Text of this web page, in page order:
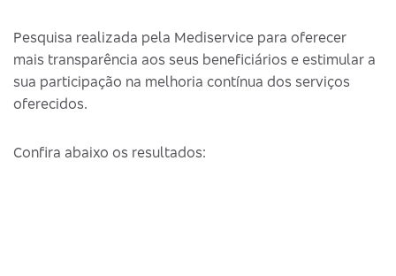
Pesquisa realizada pela Mediservice para oferecer
mais transparência aos seus beneficiários e estimular a
sua participação na melhoria contínua dos serviços
oferecidos.
Confira abaixo os resultados: